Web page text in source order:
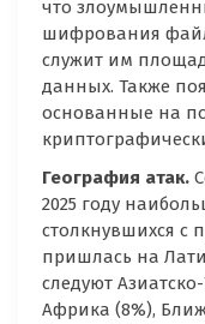
что
шифрования
служит им
данных. Также
основанные на
География атак.
2025 году
столкнувшихся с
пришлась на
следуют
Африка (8%),